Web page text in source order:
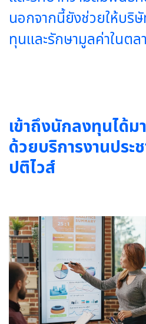
นอกจากนี้ยังช่วยให้บริ
ทุนและรักษามูลค่าในตล
เข้าถึงนักลงทุนได้ม
ด้วยบริการงานประ
ปติไวส์